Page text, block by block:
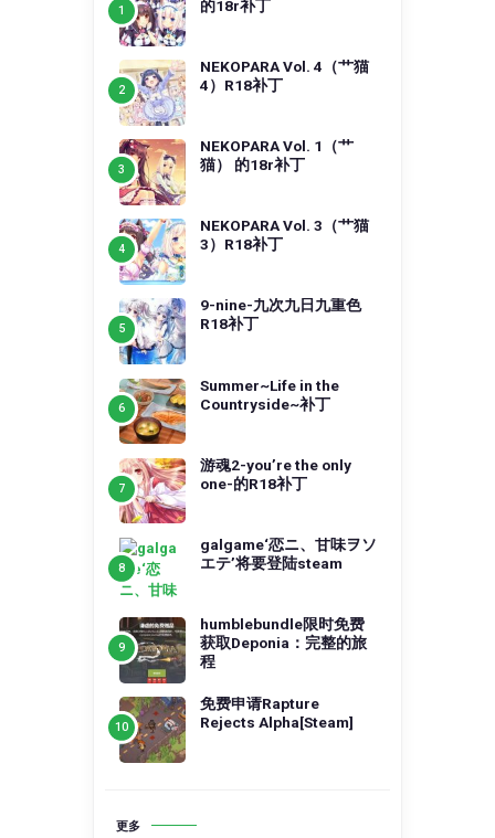
的18r补丁
NEKOPARA Vol. 4（艹猫
4）R18补丁
NEKOPARA Vol. 1（艹
猫） 的18r补丁
NEKOPARA Vol. 3（艹猫
3）R18补丁
9-nine-九次九日九重色
R18补丁
Summer~Life in the
Countryside~补丁
游魂2-you’re the only
one-的R18补丁
galgame‘恋ニ、甘味ヲソ
エテ’将要登陆steam
humblebundle限时免费
获取Deponia：完整的旅
程
免费申请Rapture
Rejects Alpha[Steam]
更多